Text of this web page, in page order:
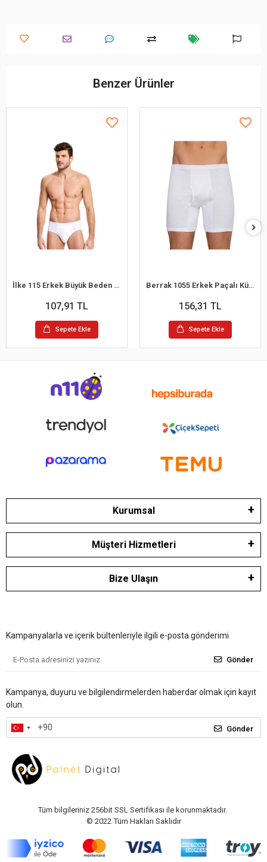
Benzer Ürünler
İlke 115 Erkek Büyük Beden Kom Slip Külot 2XL
107,91 TL
Sepete Ekle
Berrak 1055 Erkek Paçalı Külot M
156,31 TL
Sepete Ekle
Kurumsal
Müşteri Hizmetleri
Bize Ulaşın
Kampanyalarla ve içerik bültenleriyle ilgili e-posta gönderimi
Gönder
Kampanya, duyuru ve bilgilendirmelerden haberdar olmak için kayıt
olun.
Gönder
Tüm bilgileriniz 256bit SSL Sertifikası ile korunmaktadır.
© 2022 Tüm Hakları Saklıdır